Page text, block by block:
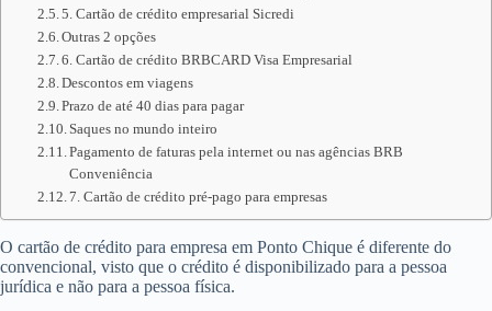
5. Cartão de crédito empresarial Sicredi
Outras 2 opções
6. Cartão de crédito BRBCARD Visa Empresarial
Descontos em viagens
Prazo de até 40 dias para pagar
Saques no mundo inteiro
Pagamento de faturas pela internet ou nas agências BRB
Conveniência
7. Cartão de crédito pré-pago para empresas
O cartão de crédito para empresa em Ponto Chique é diferente do
convencional, visto que o crédito é disponibilizado para a pessoa
jurídica e não para a pessoa física.